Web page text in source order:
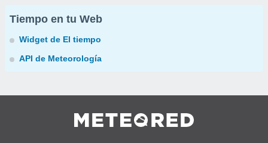
Tiempo en tu Web
Widget de El tiempo
API de Meteorología